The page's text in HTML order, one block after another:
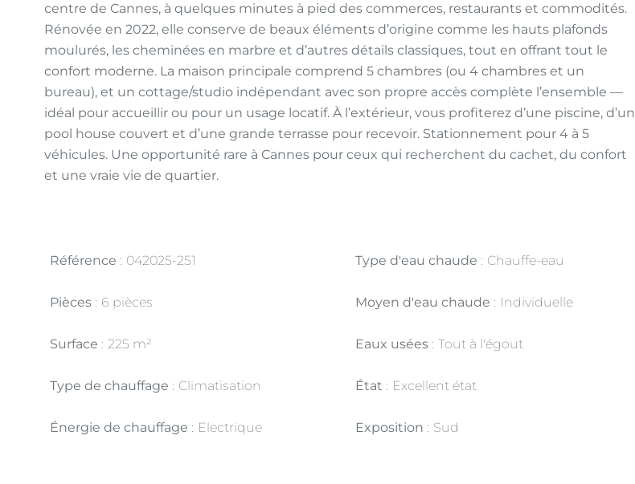
centre de Cannes, à quelques minutes à pied des commerces, restaurants et commodités.
Rénovée en 2022, elle conserve de beaux éléments d’origine comme les hauts plafonds
moulurés, les cheminées en marbre et d’autres détails classiques, tout en offrant tout le
confort moderne. La maison principale comprend 5 chambres (ou 4 chambres et un
bureau), et un cottage/studio indépendant avec son propre accès complète l’ensemble —
idéal pour accueillir ou pour un usage locatif. À l’extérieur, vous profiterez d’une piscine, d’un
pool house couvert et d’une grande terrasse pour recevoir. Stationnement pour 4 à 5
véhicules. Une opportunité rare à Cannes pour ceux qui recherchent du cachet, du confort
et une vraie vie de quartier.
Référence 042025-251
Pièces 6 pièces
Surface 225 m²
Type de chauffage Climatisation
Énergie de chauffage Electrique
Type d'eau chaude Chauffe-eau
Moyen d'eau chaude Individuelle
Eaux usées Tout à l'égout
État Excellent état
Exposition Sud